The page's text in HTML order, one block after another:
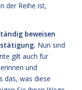
der Reihe ist,
beweisen
Nun sind
gilt auch für
und
das, was diese